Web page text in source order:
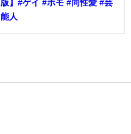
版】#ゲイ #ホモ #同性愛 #芸
能人